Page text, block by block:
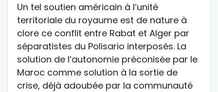
Un tel soutien américain à l’unité
territoriale du royaume est de nature à
clore ce conflit entre Rabat et Alger par
séparatistes du Polisario interposés. La
solution de l’autonomie préconisée par le
Maroc comme solution à la sortie de
crise, déjà adoubée par la communauté